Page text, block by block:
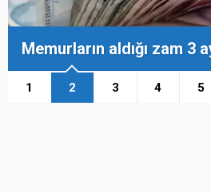
Memurların aldığı zam 3
1 2 3 4 5